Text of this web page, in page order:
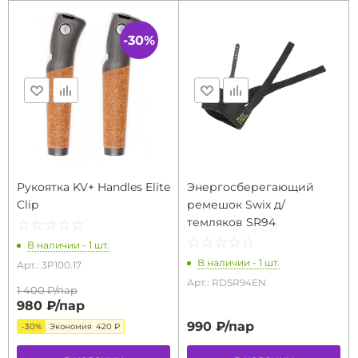
Рукоятка KV+ Handles Elite
Clip
☆ ☆ ☆ ☆ ☆
★ ★ ★ ★ ★
В наличии - 1 шт.
Арт.: 3P100.17
1 400 ₽/пар
980 ₽/пар
-30% Экономия 420 ₽
-30%
Энергосберегающий
ремешок Swix д/
темляков SR94
☆ ☆ ☆ ☆ ☆
★ ★ ★ ★ ★
В наличии - 1 шт.
Арт.: RDSR94EN
990 ₽/пар